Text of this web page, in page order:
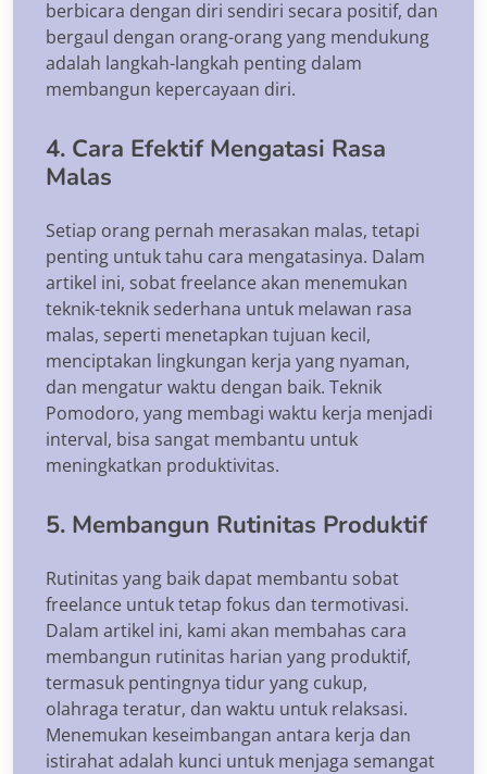
berbicara dengan diri sendiri secara positif, dan
bergaul dengan orang-orang yang mendukung
adalah langkah-langkah penting dalam
membangun kepercayaan diri.
4. Cara Efektif Mengatasi Rasa
Malas
Setiap orang pernah merasakan malas, tetapi
penting untuk tahu cara mengatasinya. Dalam
artikel ini, sobat freelance akan menemukan
teknik-teknik sederhana untuk melawan rasa
malas, seperti menetapkan tujuan kecil,
menciptakan lingkungan kerja yang nyaman,
dan mengatur waktu dengan baik. Teknik
Pomodoro, yang membagi waktu kerja menjadi
interval, bisa sangat membantu untuk
meningkatkan produktivitas.
5. Membangun Rutinitas Produktif
Rutinitas yang baik dapat membantu sobat
freelance untuk tetap fokus dan termotivasi.
Dalam artikel ini, kami akan membahas cara
membangun rutinitas harian yang produktif,
termasuk pentingnya tidur yang cukup,
olahraga teratur, dan waktu untuk relaksasi.
Menemukan keseimbangan antara kerja dan
istirahat adalah kunci untuk menjaga semangat